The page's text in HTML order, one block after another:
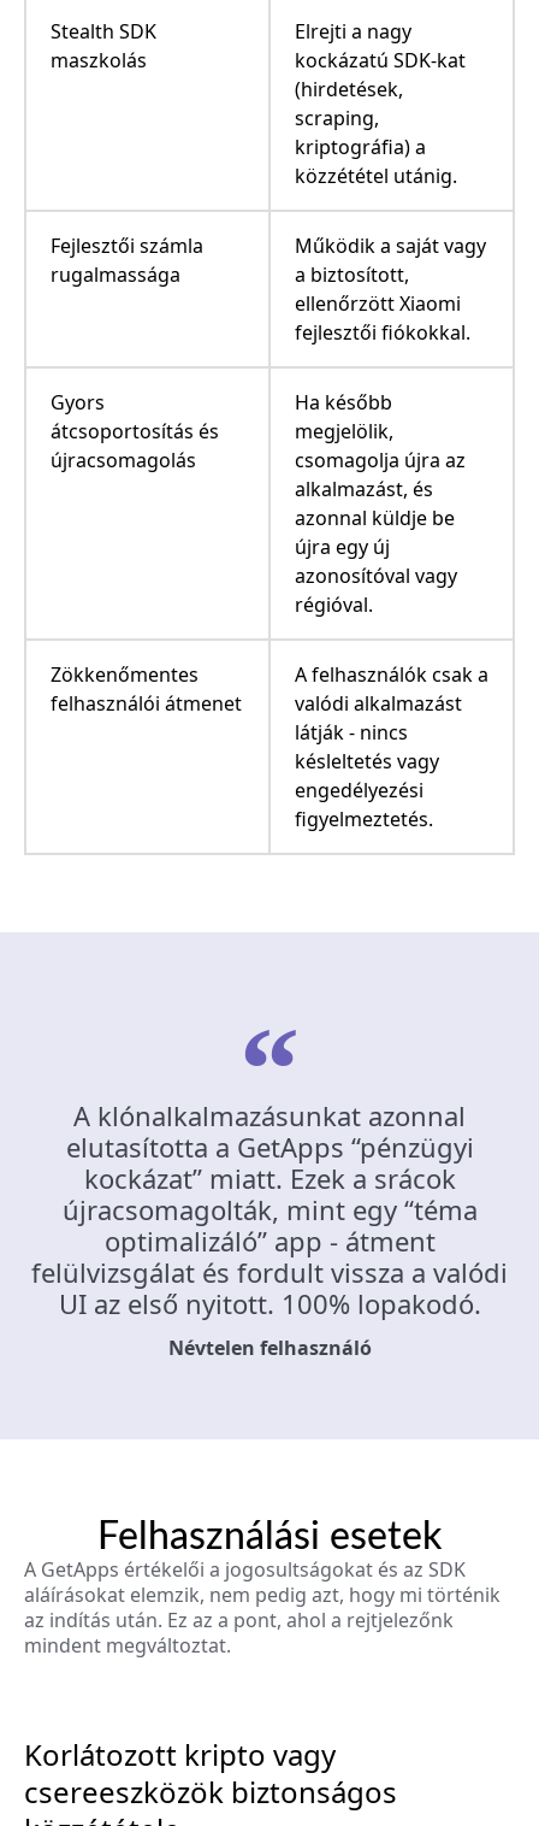
Stealth SDK
maszkolás
Elrejti a nagy
kockázatú SDK-kat
(hirdetések,
scraping,
kriptográfia) a
közzététel utánig.
Fejlesztői számla
rugalmassága
Működik a saját vagy
a biztosított,
ellenőrzött Xiaomi
fejlesztői fiókokkal.
Gyors
átcsoportosítás és
újracsomagolás
Ha később
megjelölik,
csomagolja újra az
alkalmazást, és
azonnal küldje be
újra egy új
azonosítóval vagy
régióval.
Zökkenőmentes
felhasználói átmenet
A felhasználók csak a
valódi alkalmazást
látják - nincs
késleltetés vagy
engedélyezési
figyelmeztetés.
A klónalkalmazásunkat azonnal
elutasította a GetApps “pénzügyi
kockázat” miatt. Ezek a srácok
újracsomagolták, mint egy “téma
optimalizáló” app - átment
felülvizsgálat és fordult vissza a valódi
UI az első nyitott. 100% lopakodó.
Névtelen felhasználó
Felhasználási esetek
A GetApps értékelői a jogosultságokat és az SDK
aláírásokat elemzik, nem pedig azt, hogy mi történik
az indítás után. Ez az a pont, ahol a rejtjelezőnk
mindent megváltoztat.
Korlátozott kripto vagy
csereeszközök biztonságos